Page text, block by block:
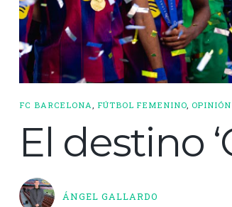
FC BARCELONA FÚTBOL FEMENINO, OPINIÓN
El destino
ÁNGEL GALLARDO